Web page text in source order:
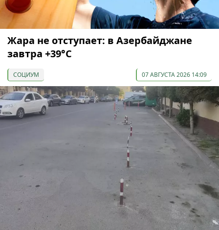
Жара не отступает: в Азербайджане
завтра +39°С
СОЦИУМ 07 АВГУСТА 2026 14:09